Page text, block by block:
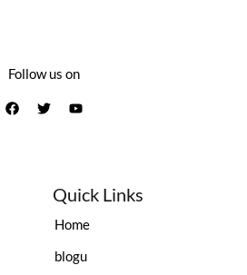
Follow us on
Quick Links
Home
blogu